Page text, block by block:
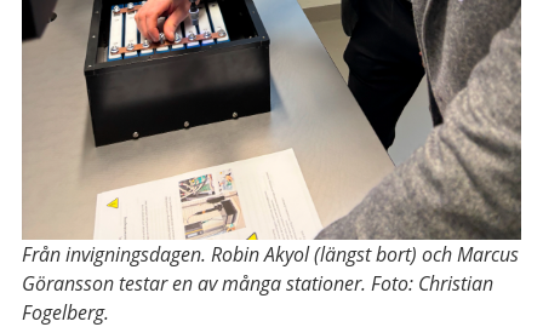
Från invigningsdagen. Robin Akyol (längst bort) och Marcus
Göransson testar en av många stationer. Foto: Christian
Fogelberg.